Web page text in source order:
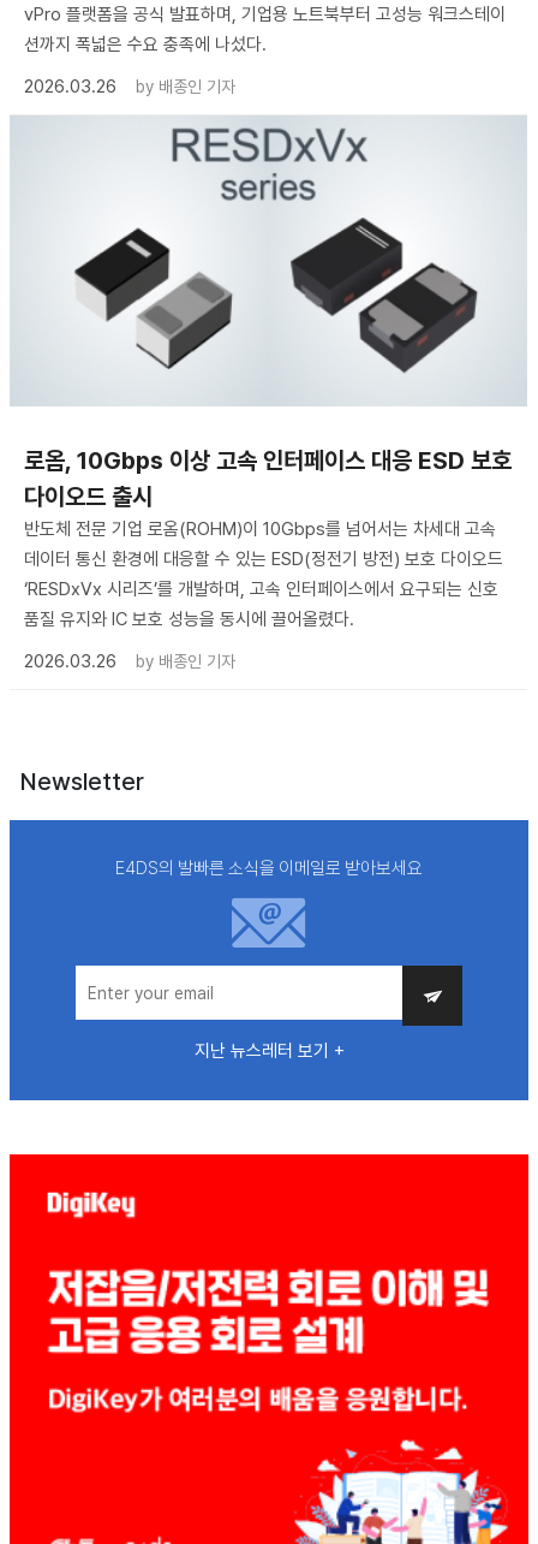
vPro 플랫폼을 공식 발표하며, 기업용 노트북부터 고성능 워크스테이
션까지 폭넓은 수요 충족에 나섰다.
2026.03.26
by 배종인 기자
로옴, 10Gbps 이상 고속 인터페이스 대응 ESD 보호
다이오드 출시
반도체 전문 기업 로옴(ROHM)이 10Gbps를 넘어서는 차세대 고속
데이터 통신 환경에 대응할 수 있는 ESD(정전기 방전) 보호 다이오드
‘RESDxVx 시리즈’를 개발하며, 고속 인터페이스에서 요구되는 신호
품질 유지와 IC 보호 성능을 동시에 끌어올렸다.
2026.03.26
by 배종인 기자
Newsletter
E4DS의 발빠른 소식을 이메일로 받아보세요
지난 뉴스레터 보기 +